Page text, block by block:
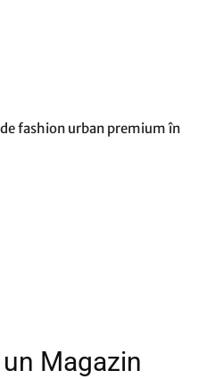
fashion urban premium în
Magazin